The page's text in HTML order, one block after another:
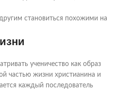
становиться похожими на
ученичество как образ
частью жизни христианина и
каждый последователь